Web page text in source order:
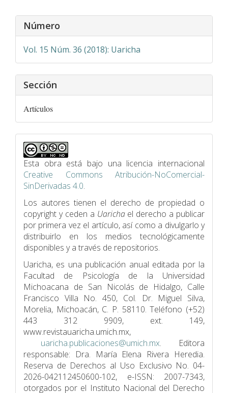
Detalles
del
Número
Vol. 15 Núm. 36 (2018): Uaricha
Sección
Artículos
Esta obra está bajo una licencia internacional
Creative Commons Atribución-NoComercial-
SinDerivadas 4.0.
Los autores tienen el derecho de propiedad o
copyright y ceden a Uaricha el derecho a publicar
por primera vez el artículo, así como a divulgarlo y
distribuirlo en los medios tecnológicamente
disponibles y a través de repositorios.
Uaricha, es una publicación anual editada por la
Facultad de Psicologí­a de la Universidad
Michoacana de San Nicolás de Hidalgo, Calle
Francisco Villa No. 450, Col. Dr. Miguel Silva,
Morelia, Michoacán, C. P. 58110. Teléfono (+52)
443 312 9909, ext. 149,
www.revistauaricha.umich.mx,
uaricha.publicaciones@umich.mx. Editora
responsable: Dra. María Elena Rivera Heredia.
Reserva de Derechos al Uso Exclusivo No. 04-
2026-042112450600-102, e-ISSN: 2007-7343,
otorgados por el Instituto Nacional del Derecho